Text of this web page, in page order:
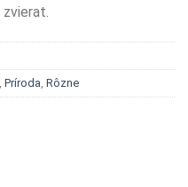
Príroda Rôzne